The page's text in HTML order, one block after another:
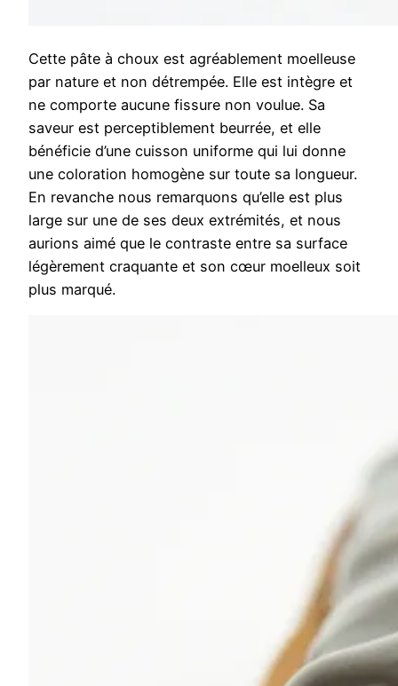
Cette pâte à choux est agréablement moelleuse
par nature et non détrempée. Elle est intègre et
ne comporte aucune fissure non voulue. Sa
saveur est perceptiblement beurrée, et elle
bénéficie d’une cuisson uniforme qui lui donne
une coloration homogène sur toute sa longueur.
En revanche nous remarquons qu’elle est plus
large sur une de ses deux extrémités, et nous
aurions aimé que le contraste entre sa surface
légèrement craquante et son cœur moelleux soit
plus marqué.